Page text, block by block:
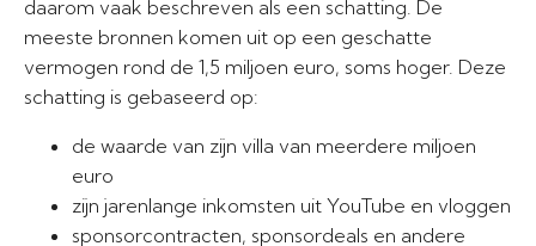
daarom vaak beschreven als een schatting. De
meeste bronnen komen uit op een geschatte
vermogen rond de 1,5 miljoen euro, soms hoger. Deze
schatting is gebaseerd op:
de waarde van zijn villa van meerdere miljoen
euro
zijn jarenlange inkomsten uit YouTube en vloggen
sponsorcontracten, sponsordeals en andere